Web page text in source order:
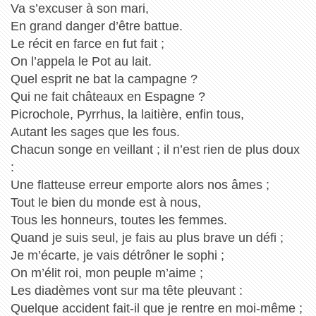
Va s’excuser à son mari,
En grand danger d’être battue.
Le récit en farce en fut fait ;
On l’appela le Pot au lait.
Quel esprit ne bat la campagne ?
Qui ne fait châteaux en Espagne ?
Picrochole, Pyrrhus, la laitière, enfin tous,
Autant les sages que les fous.
Chacun songe en veillant ; il n’est rien de plus doux
:
Une flatteuse erreur emporte alors nos âmes ;
Tout le bien du monde est à nous,
Tous les honneurs, toutes les femmes.
Quand je suis seul, je fais au plus brave un défi ;
Je m’écarte, je vais détrôner le sophi ;
On m’élit roi, mon peuple m’aime ;
Les diadèmes vont sur ma tête pleuvant :
Quelque accident fait-il que je rentre en moi-même ;